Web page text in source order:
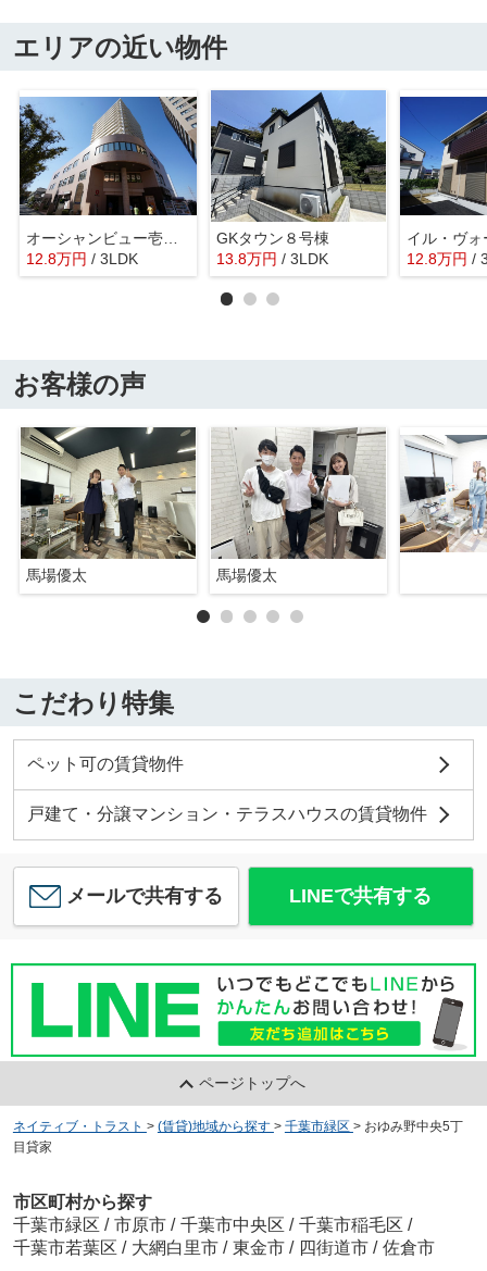
エリアの近い物件
オーシャンビュー壱番館
12.8万円 / 3LDK
GKタウン８号棟
13.8万円 / 3LDK
イル・ヴォ
12.8万円 /
お客様の声
馬場優太 馬場優太
こだわり特集
ペット可の賃貸物件
戸建て・分譲マンション・テラスハウスの賃貸物件
メールで共有する LINEで共有する
ページトップへ
ネイティブ・トラスト > (賃貸)地域から探す > 千葉市緑区 > おゆみ野中央5丁
目貸家
市区町村から探す
千葉市緑区 / 市原市 / 千葉市中央区 / 千葉市稲毛区 /
千葉市若葉区 / 大網白里市 / 東金市 / 四街道市 / 佐倉市